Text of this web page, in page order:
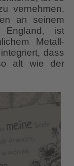
vernehmen.
an seinem
ist
Metall-
dass
alt wie der